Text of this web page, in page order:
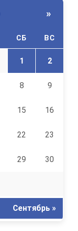
»
СБ ВС
1 2
8 9
15 16
22 23
29 30
Сентябрь »